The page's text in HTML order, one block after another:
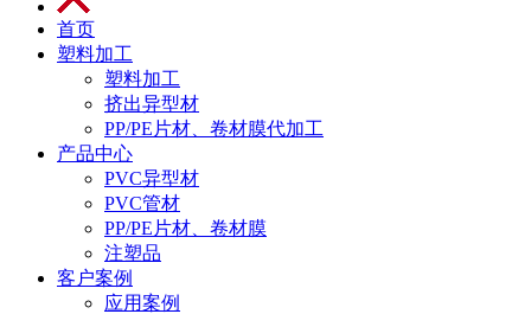
首页
塑料加工
塑料加工
挤出异型材
PP/PE片材、卷材膜代加工
产品中心
PVC异型材
PVC管材
PP/PE片材、卷材膜
注塑品
客户案例
应用案例